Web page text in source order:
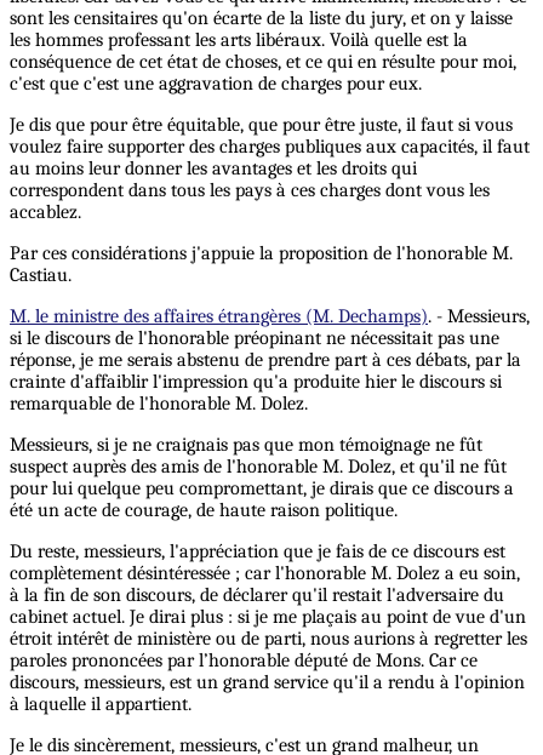
sont les censitaires qu'on écarte de la liste du jury, et on y laisse
les hommes professant les arts libéraux. Voilà quelle est la
conséquence de cet état de choses, et ce qui en résulte pour moi,
c'est que c'est une aggravation de charges pour eux.
Je dis que pour être équitable, que pour être juste, il faut si vous
voulez faire supporter des charges publiques aux capacités, il faut
au moins leur donner les avantages et les droits qui
correspondent dans tous les pays à ces charges dont vous les
accablez.
Par ces considérations j'appuie la proposition de l'honorable M.
Castiau.
M. le ministre des affaires étrangères (M. Dechamps). - Messieurs,
si le discours de l'honorable préopinant ne nécessitait pas une
réponse, je me serais abstenu de prendre part à ces débats, par la
crainte d'affaiblir l'impression qu'a produite hier le discours si
remarquable de l'honorable M. Dolez.
Messieurs, si je ne craignais pas que mon témoignage ne fût
suspect auprès des amis de l'honorable M. Dolez, et qu'il ne fût
pour lui quelque peu compromettant, je dirais que ce discours a
été un acte de courage, de haute raison politique.
Du reste, messieurs, l'appréciation que je fais de ce discours est
complètement désintéressée ; car l'honorable M. Dolez a eu soin,
à la fin de son discours, de déclarer qu'il restait l'adversaire du
cabinet actuel. Je dirai plus : si je me plaçais au point de vue d'un
étroit intérêt de ministère ou de parti, nous aurions à regretter les
paroles prononcées par l’honorable député de Mons. Car ce
discours, messieurs, est un grand service qu'il a rendu à l'opinion
à laquelle il appartient.
Je le dis sincèrement, messieurs, c'est un grand malheur, un